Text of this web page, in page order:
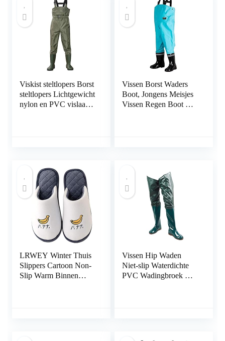
Viskist steltlopers Borst
steltlopers Lichtgewicht
nylon en PVC vislaars
Vissen Borst Waders
Boot, Jongens Meisjes
Vissen Regen Boot Hip
LRWEY Winter Thuis
Slippers Cartoon Non-
Slip Warm Binnen
Vissen Hip Waden
Niet-slip Waterdichte
PVC Wadingbroek met